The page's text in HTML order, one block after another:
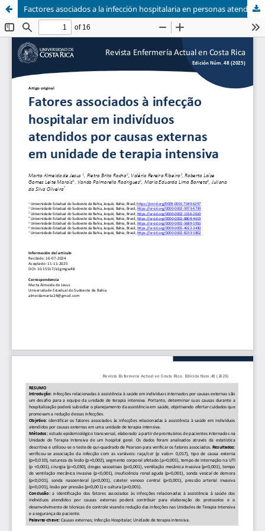
Factores asociados a la infección hospitalaria en personas atendidas por causas externas en una unidad de cuidados intensivos.